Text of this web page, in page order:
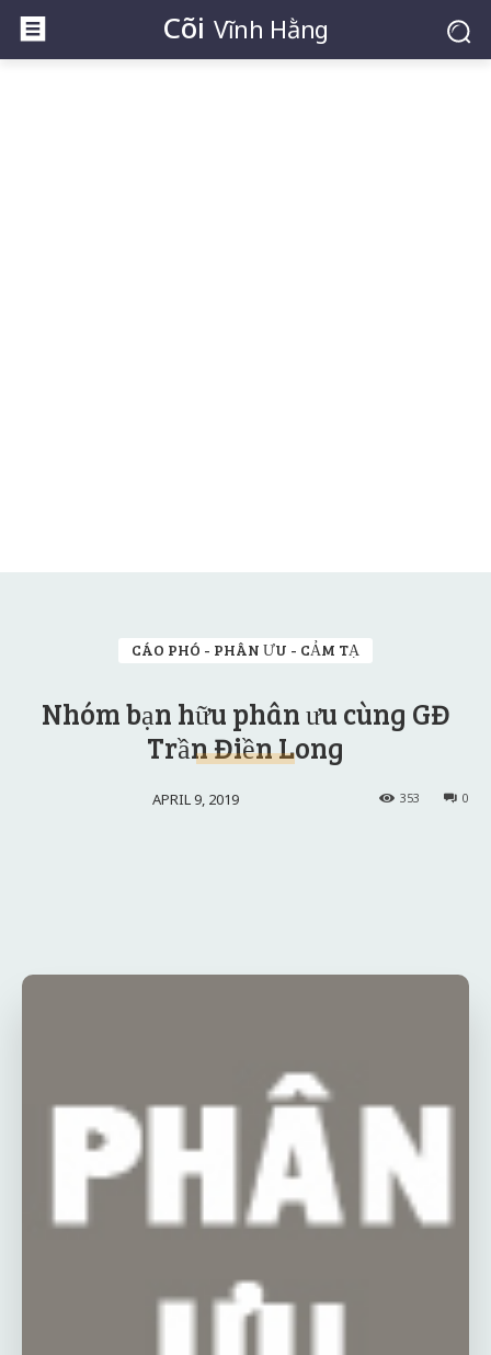
Cõi Vĩnh Hằng
CÁO PHÓ - PHÂN ƯU - CẢM TẠ
Nhóm bạn hữu phân ưu cùng GĐ
Trần Điền Long
APRIL 9, 2019 0
353